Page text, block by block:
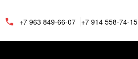
+7 963 849-66-07 +7 914 558-74-15